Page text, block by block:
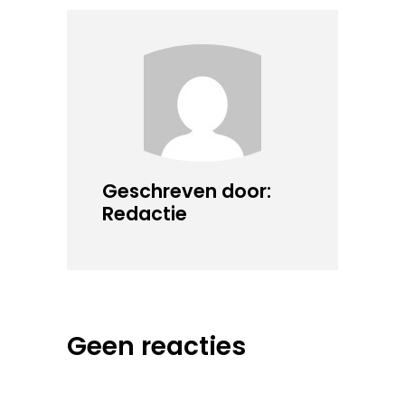
Geschreven door:
Redactie
Geen reacties